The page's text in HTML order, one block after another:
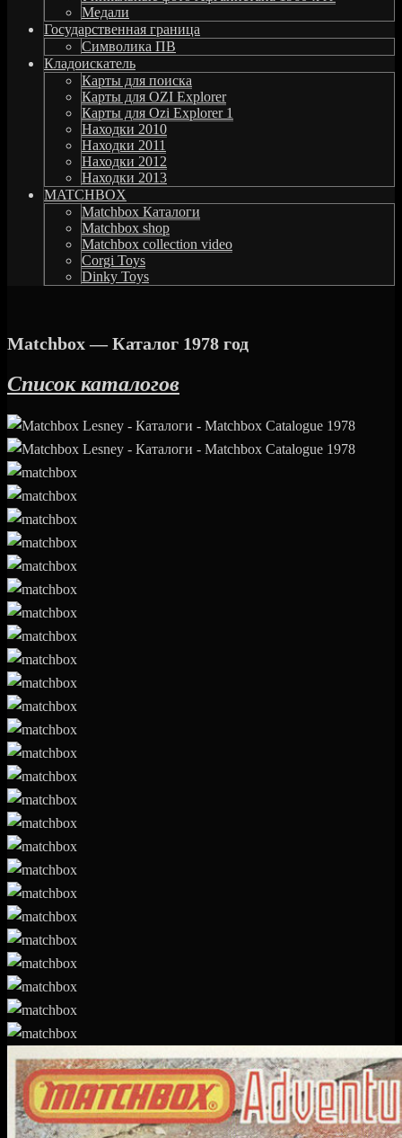
Медали
Государственная граница
Символика ПВ
Кладоискатель
Карты для поиска
Карты для OZI Explorer
Карты для Ozi Explorer 1
Находки 2010
Находки 2011
Находки 2012
Находки 2013
MATCHBOX
Matchbox Каталоги
Matchbox shop
Matchbox collection video
Corgi Toys
Dinky Toys
Matchbox — Каталог 1978 год
Список каталогов